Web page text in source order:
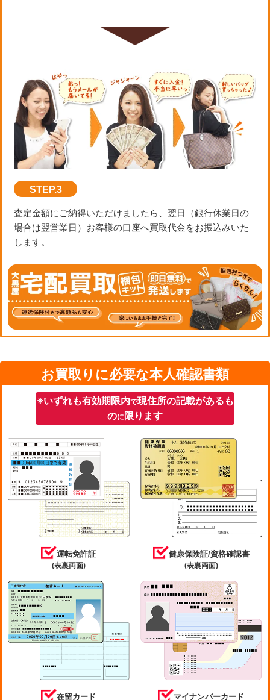
STEP.3
査定金額にご納得いただけましたら、翌日（銀行休業日の
場合は翌営業日）お客様の口座へ買取代金をお振込みいた
します。
お買取りに必要な本人確認書類
※いずれも有効期限内で現住所の記載があるも
のに限ります
運転免許証
(表裏両面)
健康保険証/資格確認書
(表裏両面)
在留カード マイナンバーカード